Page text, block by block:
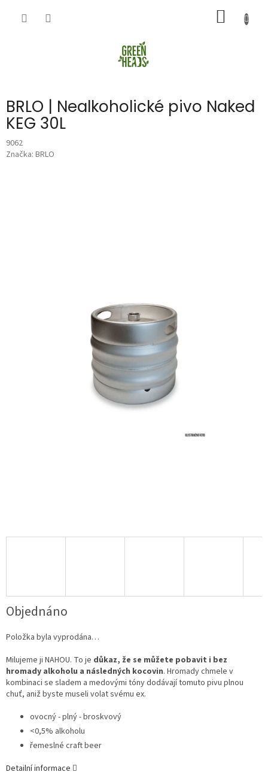
KOŠÍK
BRLO | Nealkoholické pivo Naked
KEG 30L
9062
Značka: BRLO
Objednáno
Položka byla vyprodána…
Milujeme ji NAHOU. To je důkaz, že se můžete pobavit i bez
hromady alkoholu a následných kocovin. Hromady chmele v
kombinaci se sladem a medovými tóny dodávají tomuto pivu plnou
chuť, aniž byste museli volat svému ex.
ovocný - plný - broskvový
<0,5% alkoholu
řemeslné craft beer
Detailní informace